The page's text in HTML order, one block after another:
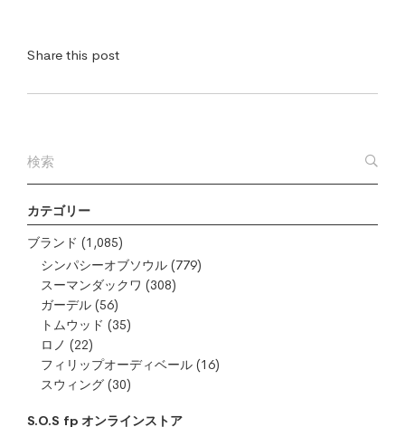
カテゴリー
ブランド (1,085)
シンパシーオブソウル (779)
スーマンダックワ (308)
ガーデル (56)
トムウッド (35)
ロノ (22)
フィリップオーディベール (16)
スウィング (30)
S.O.S fp オンラインストア
Share this post